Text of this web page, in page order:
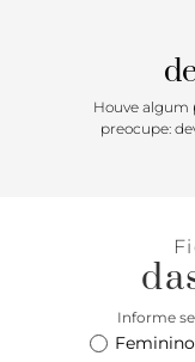
preta coringa com
Houve algum
preocupe:
Informe
Feminino